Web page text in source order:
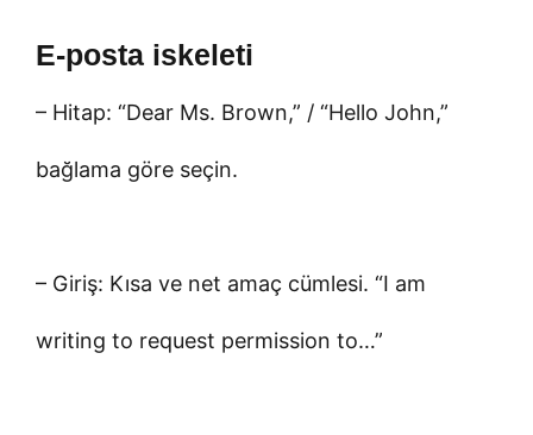
E-posta iskeleti
– Hitap: “Dear Ms. Brown,” / “Hello John,”
bağlama göre seçin.
– Giriş: Kısa ve net amaç cümlesi. “I am
writing to request permission to…”